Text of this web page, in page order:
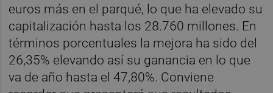
euros más en el parqué, lo que ha elevado su
capitalización hasta los 28.760 millones. En
términos porcentuales la mejora ha sido del
26,35% elevando así su ganancia en lo que
va de año hasta el 47,80%. Conviene